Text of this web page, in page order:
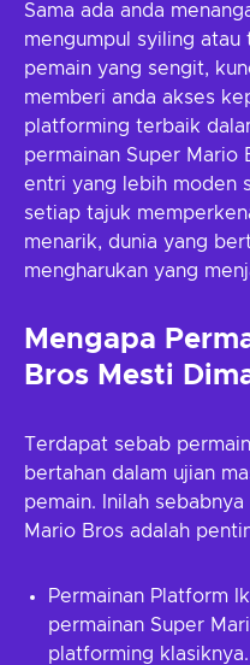
Sama ada anda
mengumpul syiling
pemain yang sengit,
memberi anda akses
platforming terbaik
permainan Super Mario
entri yang lebih moden
setiap tajuk
menarik, dunia yang
mengharukan yang
Mengapa
Bros Mesti
Terdapat sebab
bertahan dalam ujian
pemain. Inilah
Mario Bros adalah
Permainan Platform
permainan Super
platforming